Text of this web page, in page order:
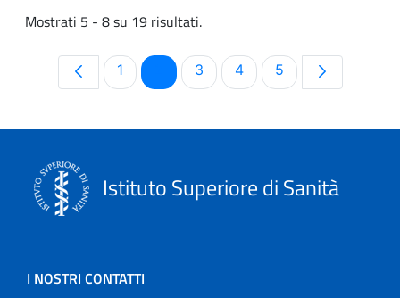
Mostrati 5 - 8 su 19 risultati.
Pagina
1 PaginaPagina
3 Pagina
4 Pagina
5
Istituto Superiore di Sanità
I NOSTRI CONTATTI